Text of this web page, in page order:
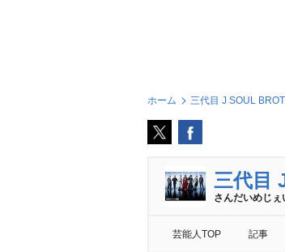
ホーム 三代目 J SOUL
三代目
さんだいめじ
芸能人TOP 記事